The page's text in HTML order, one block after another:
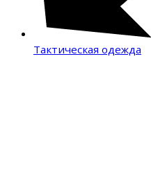
Тактическая одежда